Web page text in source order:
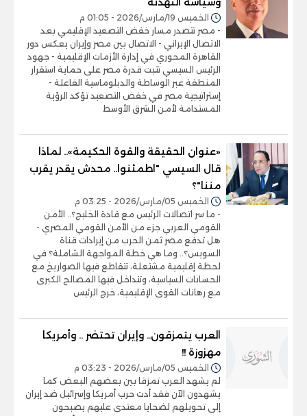
الخميس 19/مارس/2026 - 01:05 م
- مصر تتصدر مسار خفض التصعيد الإقليمي بعد
الاتصال الإيراني - الاتصال بين مصر وإيران يعكس دور
القاهرة المحوري في إدارة الأزمات الإقليمية - جهود
الرئيس السيسي تثبت قدرة مصر على حماية استقرار
المنطقة عبر الوساطة والدبلوماسية الفاعلة -
إستراتيجية مصر في خفض التصعيد تؤكد الرؤية
المستدامة لأمن الشرق الأوسط
«عنوان الحقيقة والقوة الحكيمة».. لماذا
قال السيسي "اطمئنوا.. محدش يقدر يقرب
مننا"؟
الخميس 05/مارس/2026 - 03:25 م
- ما سر اتصالات الرئيس مع قادة الخليج؟.. الأمن
القومي العربي جزء من الأمن القومي المصري -
هل تدفع مصر ثمن الحرب من إيرادات قناة
السويس؟.. وما هي خطة المواجهة الشاملة؟ في
لحظة إقليمية مشتعلة، تتقاطع فيها الصواريخ مع
الحسابات السياسية، وتتداخل فيها المصالح الكبرى
مع رهانات القوى الإقليمية، خرج الرئيس
العرب يتمزقون.. وإيران تحتضر .. وأمريكا
مهزوزة !!
الخميس 05/مارس/2026 - 03:23 م
لم يشهد العرب تمزقا بين بعضهم البعض كما
يشهدون الآن فقد أدت حرب أمريكا وإسرائيل ضد إيران
إلى تحويلهم لضحايا معتدى عليهم يصبحون